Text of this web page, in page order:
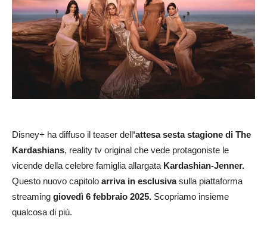
Disney+ ha diffuso il teaser dell‘attesa sesta stagione di The
Kardashians, reality tv original che vede protagoniste le
vicende della celebre famiglia allargata Kardashian-Jenner.
Questo nuovo capitolo arriva in esclusivasulla piattaforma
streaming giovedì 6 febbraio 2025. Scopriamo insieme
qualcosa di più.